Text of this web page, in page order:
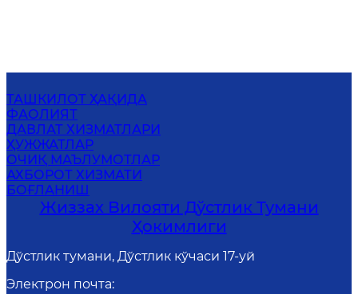
ТАШКИЛОТ ҲАҚИДА
ФАОЛИЯТ
ДАВЛАТ ХИЗМАТЛАРИ
ҲУЖЖАТЛАР
ОЧИҚ МАЪЛУМОТЛАР
АХБОРОТ ХИЗМАТИ
БОҒЛАНИШ
Жиззах Вилояти Дўстлик Тумани
Ҳокимлиги
Дўстлик тумани, Дўстлик кўчаси 17-уй
Электрон почта: